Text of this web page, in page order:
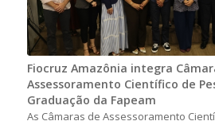
Fiocruz Amazônia integra
Assessoramento Científico de
Graduação da Fapeam
As Câmaras de Assessoramento